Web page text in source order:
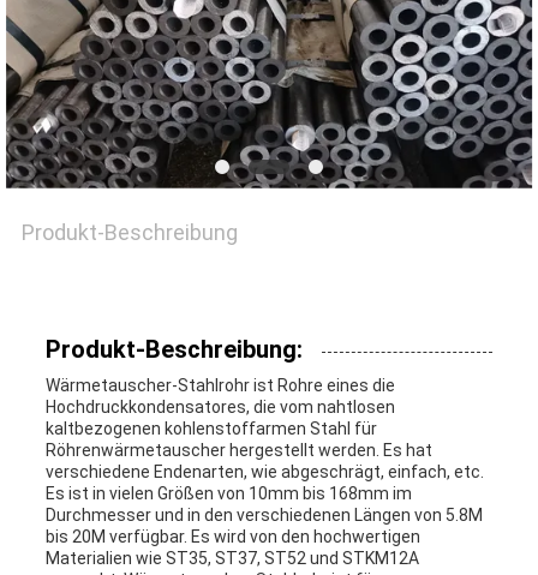
FORDERN
SIE
EIN
ZITAT
DATENSCHUTZ-
BESTIMMUNGEN
Produkt-Beschreibung
Produkt-Beschreibung:
Wärmetauscher-Stahlrohr ist Rohre eines die
Hochdruckkondensatores, die vom nahtlosen
kaltbezogenen kohlenstoffarmen Stahl für
Röhrenwärmetauscher hergestellt werden. Es hat
verschiedene Endenarten, wie abgeschrägt, einfach, etc.
Es ist in vielen Größen von 10mm bis 168mm im
Durchmesser und in den verschiedenen Längen von 5.8M
bis 20M verfügbar. Es wird von den hochwertigen
Materialien wie ST35, ST37, ST52 und STKM12A